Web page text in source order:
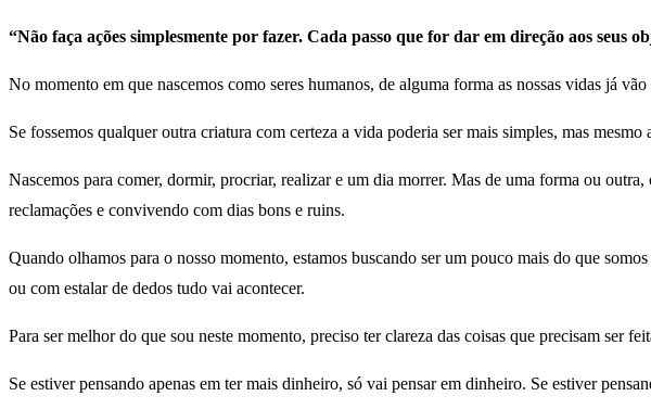
“Não faça ações simplesmente por fazer. Cada passo que for dar em direção aos seus
No momento em que nascemos como seres humanos, de alguma forma as nossas vidas já
Se fossemos qualquer outra criatura com certeza a vida poderia ser mais simples, mas
Nascemos para comer, dormir, procriar, realizar e um dia morrer. Mas de uma forma ou
reclamações e convivendo com dias bons e ruins.
Quando olhamos para o nosso momento, estamos buscando ser um pouco mais do que
ou com estalar de dedos tudo vai acontecer.
Para ser melhor do que sou neste momento, preciso ter clareza das coisas que precisam ser
Se estiver pensando apenas em ter mais dinheiro, só vai pensar em dinheiro. Se estiver